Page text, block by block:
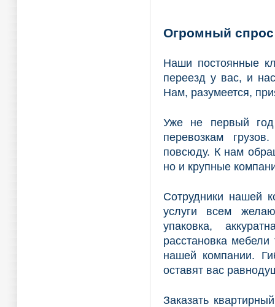
Огромный спрос
Наши постоянные
переезд у вас, и
Нам, разумеется,
Уже не первый год
перевозкам
повсюду. К нам
но и крупные
Сотрудники нашей
услуги всем
упаковка,
расстановка
нашей компании.
оставят вас
Заказать